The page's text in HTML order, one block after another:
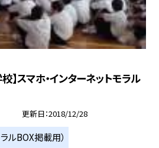
】スマホ・インターネットモラル
更新日 2018/12/28
ルBOX掲載用）